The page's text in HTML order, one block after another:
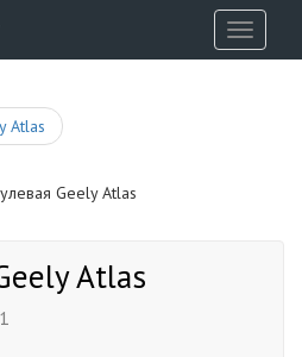
Toggle
Atlas
Atlas